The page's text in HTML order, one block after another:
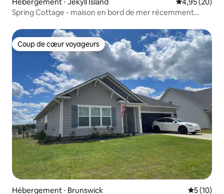
Spring Cottage - maison en bord de mer récemment
Coup de cœur voyageurs
Coup de cœur voyageurs
Hébergement ⋅ Brunswick
5 (10)